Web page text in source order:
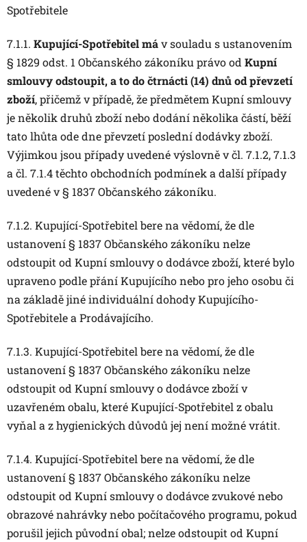
Spotřebitele
7.1.1. Kupující-Spotřebitel máv souladu s ustanovením
§ 1829 odst. 1 Občanského zákoníku právo od Kupní
smlouvy odstoupit, a to do čtrnácti (14) dnů od převzetí
zboží, přičemž v případě, že předmětem Kupní smlouvy
je několik druhů zboží nebo dodání několika částí, běží
tato lhůta ode dne převzetí poslední dodávky zboží.
Výjimkou jsou případy uvedené výslovně v čl. 7.1.2, 7.1.3
a čl. 7.1.4 těchto obchodních podmínek a další případy
uvedené v § 1837 Občanského zákoníku.
7.1.2. Kupující-Spotřebitel bere na vědomí, že dle
ustanovení § 1837 Občanského zákoníku nelze
odstoupit od Kupní smlouvy o dodávce zboží, které bylo
upraveno podle přání Kupujícího nebo pro jeho osobu či
na základě jiné individuální dohody Kupujícího-
Spotřebitele a Prodávajícího.
7.1.3. Kupující-Spotřebitel bere na vědomí, že dle
ustanovení § 1837 Občanského zákoníku nelze
odstoupit od Kupní smlouvy o dodávce zboží v
uzavřeném obalu, které Kupující-Spotřebitel z obalu
vyňal a z hygienických důvodů jej není možné vrátit.
7.1.4. Kupující-Spotřebitel bere na vědomí, že dle
ustanovení § 1837 Občanského zákoníku nelze
odstoupit od Kupní smlouvy o dodávce zvukové nebo
obrazové nahrávky nebo počítačového programu, pokud
porušil jejich původní obal; nelze odstoupit od Kupní